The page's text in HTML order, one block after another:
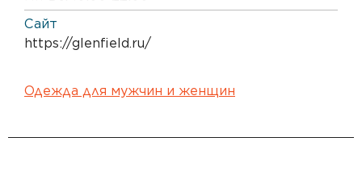
Сайт
https://glenfield.ru/
Одежда для мужчин и женщин